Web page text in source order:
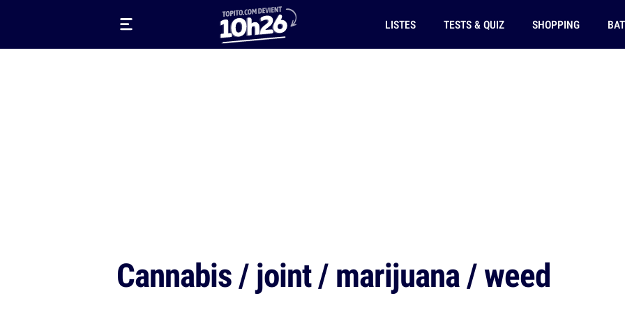
LISTES TESTS & QUIZ SHOPPING
Cannabis / joint / marijuana / weed